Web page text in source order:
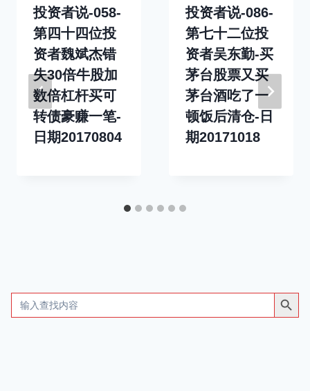
投资者说-058-
第四十四位投
资者魏斌杰错
失30倍牛股加
数倍杠杆买可
转债豪赚一笔-
日期20170804
投资者说-086-
第七十二位投
资者吴东勤-买
茅台股票又买
茅台酒吃了一
顿饭后清仓-日
期20171018
Search
for:
搜索按钮